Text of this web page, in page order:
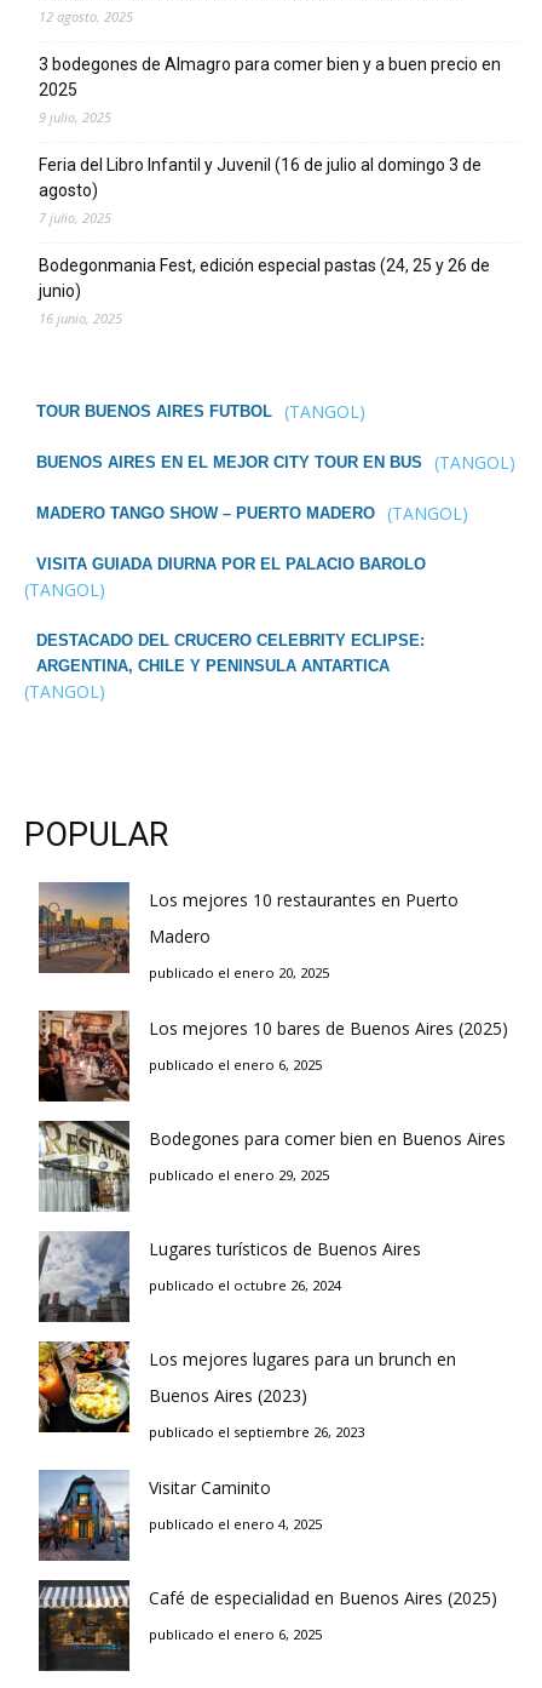
12 agosto, 2025
3 bodegones de Almagro para comer bien y a buen precio en
2025
9 julio, 2025
Feria del Libro Infantil y Juvenil (16 de julio al domingo 3 de
agosto)
7 julio, 2025
Bodegonmania Fest, edición especial pastas (24, 25 y 26 de
junio)
16 junio, 2025
TOUR BUENOS AIRES FUTBOL (TANGOL)
BUENOS AIRES EN EL MEJOR CITY TOUR EN BUS (TANGOL)
MADERO TANGO SHOW – PUERTO MADERO (TANGOL)
VISITA GUIADA DIURNA POR EL PALACIO BAROLO
(TANGOL)
DESTACADO DEL CRUCERO CELEBRITY ECLIPSE:
ARGENTINA, CHILE Y PENINSULA ANTARTICA
(TANGOL)
POPULAR
Los mejores 10 restaurantes en Puerto
Madero
publicado el enero 20, 2025
Los mejores 10 bares de Buenos Aires (2025)
publicado el enero 6, 2025
Bodegones para comer bien en Buenos Aires
publicado el enero 29, 2025
Lugares turísticos de Buenos Aires
publicado el octubre 26, 2024
Los mejores lugares para un brunch en
Buenos Aires (2023)
publicado el septiembre 26, 2023
Visitar Caminito
publicado el enero 4, 2025
Café de especialidad en Buenos Aires (2025)
publicado el enero 6, 2025